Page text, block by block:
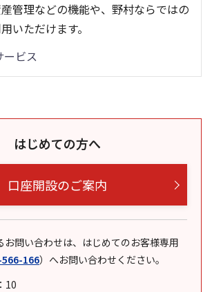
管理などの機能や、野村ならではの
いただけます。
ービス
はじめての方へ
口座開設のご案内
お問い合わせは、はじめてのお客様専用
166） へお問い合わせください。
10